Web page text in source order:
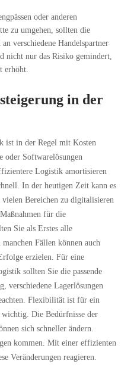
oder anderen
zu umgehen, sollten die
verschiedene Handelspartner
nicht nur das Risiko gemindert,
erhöht.
in der
ist in der Regel mit Kosten
oder Softwarelösungen
Logistik amortisieren
In der heutigen Zeit kann es
Bereichen zu digitalisieren
für die
Sie als Erstes alle
Fällen können auch
erzielen. Für eine
sollten Sie die passende
verschiedene Lagerlösungen
Flexibilität ist für ein
Die Bedürfnisse der
sich schneller ändern.
kommen. Mit einer effizienten
Veränderungen reagieren.